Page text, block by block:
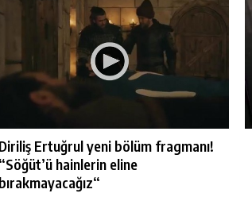
Diriliş Ertuğrul yeni bölüm fragmanı!
“Söğüt’ü hainlerin eline
bırakmayacağız“